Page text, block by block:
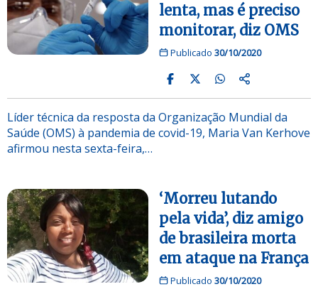
lenta, mas é preciso
monitorar, diz OMS
Publicado 30/10/2020
Líder técnica da resposta da Organização Mundial da
Saúde (OMS) à pandemia de covid-19, Maria Van Kerhove
afirmou nesta sexta-feira,…
‘Morreu lutando
pela vida’, diz amigo
de brasileira morta
em ataque na França
Publicado 30/10/2020